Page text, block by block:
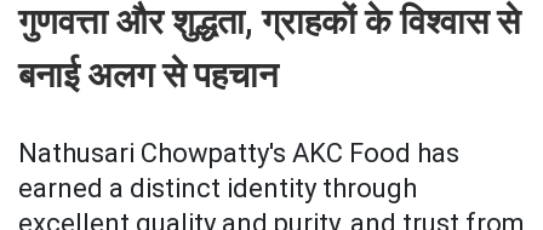
गुणवत्ता और शुद्धता, ग्राहकों के विश्वास से
बनाई अलग से पहचान
Nathusari Chowpatty's AKC Food has
earned a distinct identity through
excellent quality and purity, and trust from